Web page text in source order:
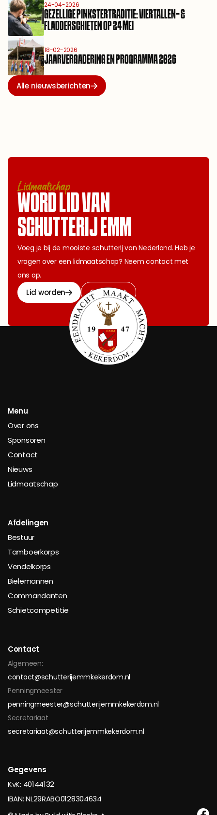
24-04-2026
GEZELLIGE PINKSTERTRADITIE: VIERTALLEN- &
FLADDERSCHIETEN OP 24 MEI
18-02-2026
JAARVERGADERING EN PROGRAMMA 2026
Alle nieuwsberichten
Lidmaatschap
WORD LID VAN
SCHUTTERIJ EMM
Voeg je bij de mooiste schutterij van Nederland. Heb je
vragen over een lidmaatschap? Neem contact met
ons op.
Lid worden Contact
Menu
Over ons
Sponsoren
Contact
Nieuws
Lidmaatschap
Afdelingen
Bestuur
Tamboerkorps
Vendelkorps
Bielemannen
Commandanten
Schietcompetitie
Contact
Algemeen:
contact@schutterijemmkekerdom.nl
Penningmeester
penningmeester@schutterijemmkekerdom.nl
Secretariaat
secretariaat@schutterijemmkekerdom.nl
Gegevens
KvK: 40144132
IBAN: NL29RABO0128304634